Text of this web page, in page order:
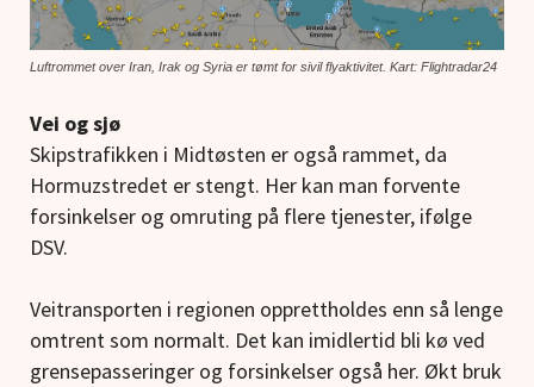
Luftrommet over Iran, Irak og Syria er tømt for sivil flyaktivitet. Kart: Flightradar24
Vei og sjø
Skipstrafikken i Midtøsten er også rammet, da
Hormuzstredet er stengt. Her kan man forvente
forsinkelser og omruting på flere tjenester, ifølge
DSV.
Veitransporten i regionen opprettholdes enn så lenge
omtrent som normalt. Det kan imidlertid bli kø ved
grensepasseringer og forsinkelser også her. Økt bruk